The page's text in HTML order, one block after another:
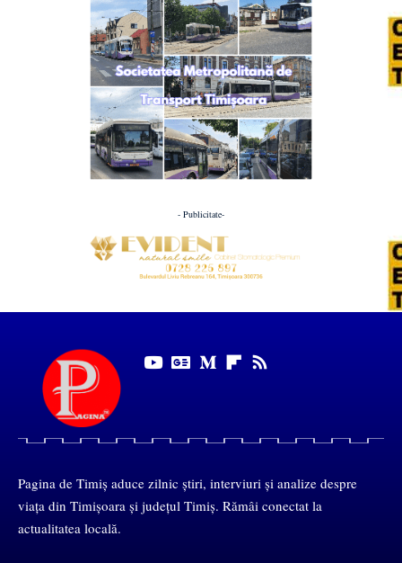
- Publicitate-
Pagina de Timiș aduce zilnic știri, interviuri și analize despre
viața din Timișoara și județul Timiș. Rămâi conectat la
actualitatea locală.